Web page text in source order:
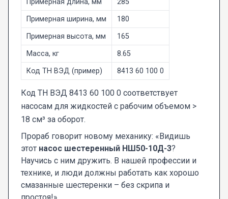
Примерная ширина, мм
180
Примерная высота, мм
165
Масса, кг
8.65
Код ТН ВЭД (пример)
8413 60 100 0
Код ТН ВЭД 8413 60 100 0 соответствует
насосам для жидкостей с рабочим объемом >
18 см³ за оборот.
Прораб говорит новому механику: «Видишь
этот насос шестеренный НШ50-10Д-3?
Научись с ним дружить. В нашей профессии и
технике, и люди должны работать как хорошо
смазанные шестеренки – без скрипа и
простоя!»